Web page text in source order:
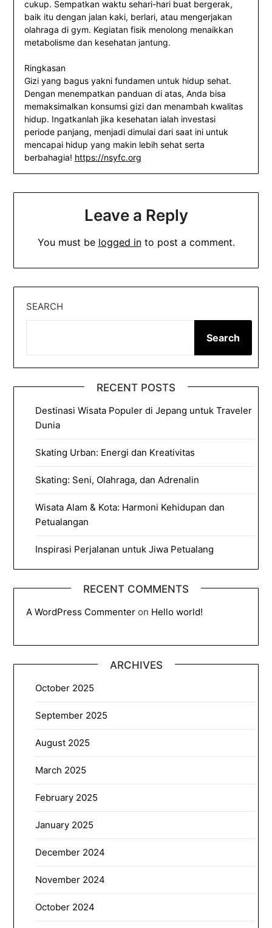
cukup. Sempatkan waktu sehari-hari buat bergerak,
baik itu dengan jalan kaki, berlari, atau mengerjakan
olahraga di gym. Kegiatan fisik menolong menaikkan
metabolisme dan kesehatan jantung.
Ringkasan
Gizi yang bagus yakni fundamen untuk hidup sehat.
Dengan menempatkan panduan di atas, Anda bisa
memaksimalkan konsumsi gizi dan menambah kwalitas
hidup. Ingatkanlah jika kesehatan ialah investasi
periode panjang, menjadi dimulai dari saat ini untuk
mencapai hidup yang makin lebih sehat serta
berbahagia! https://nsyfc.org
Leave a Reply
You must be logged into post a comment.
SEARCH
Search
RECENT POSTS
Destinasi Wisata Populer di Jepang untuk Traveler
Dunia
Skating Urban: Energi dan Kreativitas
Skating: Seni, Olahraga, dan Adrenalin
Wisata Alam & Kota: Harmoni Kehidupan dan
Petualangan
Inspirasi Perjalanan untuk Jiwa Petualang
RECENT COMMENTS
A WordPress Commenter on Hello world!
ARCHIVES
October 2025
September 2025
August 2025
March 2025
February 2025
January 2025
December 2024
November 2024
October 2024